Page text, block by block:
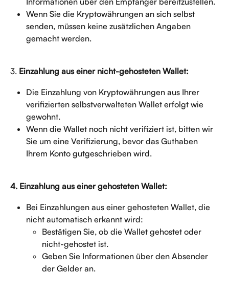
Wenn Sie die Kryptowährungen an sich selbst
senden, müssen keine zusätzlichen Angaben
gemacht werden.
3. Einzahlung aus einer nicht-gehosteten Wallet:
Die Einzahlung von Kryptowährungen aus Ihrer
verifizierten selbstverwalteten Wallet erfolgt wie
gewohnt.
Wenn die Wallet noch nicht verifiziert ist, bitten wir
Sie um eine Verifizierung, bevor das Guthaben
Ihrem Konto gutgeschrieben wird.
4. Einzahlung aus einer gehosteten Wallet:
Bei Einzahlungen aus einer gehosteten Wallet, die
nicht automatisch erkannt wird:
Bestätigen Sie, ob die Wallet gehostet oder
nicht-gehostet ist.
Geben Sie Informationen über den Absender
der Gelder an.